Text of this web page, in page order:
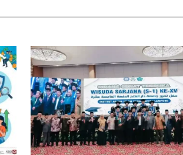
Budaya dan SDM